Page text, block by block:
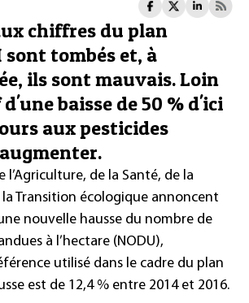
chiffres du plan
tombés et, à
ils sont mauvais. Loin
baisse de 50 % d'ici
aux pesticides
l’Agriculture, de la Santé, de la
la Transition écologique annoncent
nouvelle hausse du nombre de
à l’hectare (NODU),
utilisé dans le cadre du plan
est de 12,4 % entre 2014 et 2016.